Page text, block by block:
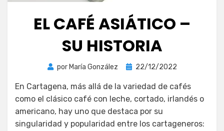
EL CAFÉ ASIÁTICO –
SU HISTORIA
por María González
Publicada
22/12/2022
En Cartagena, más allá de la variedad de cafés
como el clásico café con leche, cortado, irlandés o
americano, hay uno que destaca por su
singularidad y popularidad entre los cartageneros: